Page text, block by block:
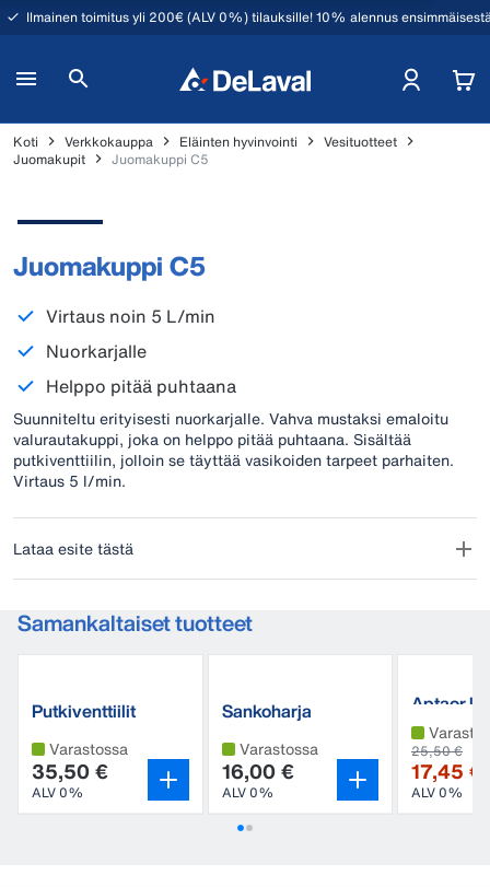
Ilmainen toimitus yli 200€ (ALV 0%) tilauksille! 10% alennus
Koti Verkkokauppa Eläinten hyvinvointi
Vesituotteet
Juomakupit
Juomakuppi C5
Juomakuppi C5
Virtaus noin 5 L/min
Nuorkarjalle
Helppo pitää puhtaana
Suunniteltu erityisesti nuorkarjalle. Vahva mustaksi emaloitu
valurautakuppi, joka on helppo pitää puhtaana. Sisältää
putkiventtiilin, jolloin se täyttää vasikoiden tarpeet parhaiten.
Virtaus 5 l/min.
Lataa esite tästä
Samankaltaiset tuotteet
Putkiventtiilit
Varastossa
35,50 €
ALV 0%
Sankoharja
Varastossa
16,00 €
ALV 0%
Aptaor
25,50 €
17,45 €
ALV 0%